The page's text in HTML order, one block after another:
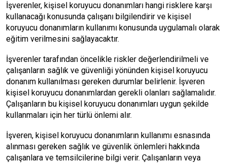
İşverenler, kişisel koruyucu donanımları hangi risklere karşı
kullanacağı konusunda çalışanı bilgilendirir ve kişisel
koruyucu donanımların kullanımı konusunda uygulamalı olarak
eğitim verilmesini sağlayacaktır.
İşverenler tarafından öncelikle riskler değerlendirilmeli ve
çalışanların sağlık ve güvenliği yönünden kişisel koruyucu
donanım kullanılması gereken durumlar belirlenir. İşveren
kişisel koruyucu donanımlardan gerekli olanları sağlamalıdır.
Çalışanların bu kişisel koruyucu donanımları uygun şekilde
kullanmaları için her türlü önlemi alır.
İşveren, kişisel koruyucu donanımların kullanımı esnasında
alınması gereken sağlık ve güvenlik önlemleri hakkında
çalışanlara ve temsilcilerine bilgi verir. Çalışanların veya